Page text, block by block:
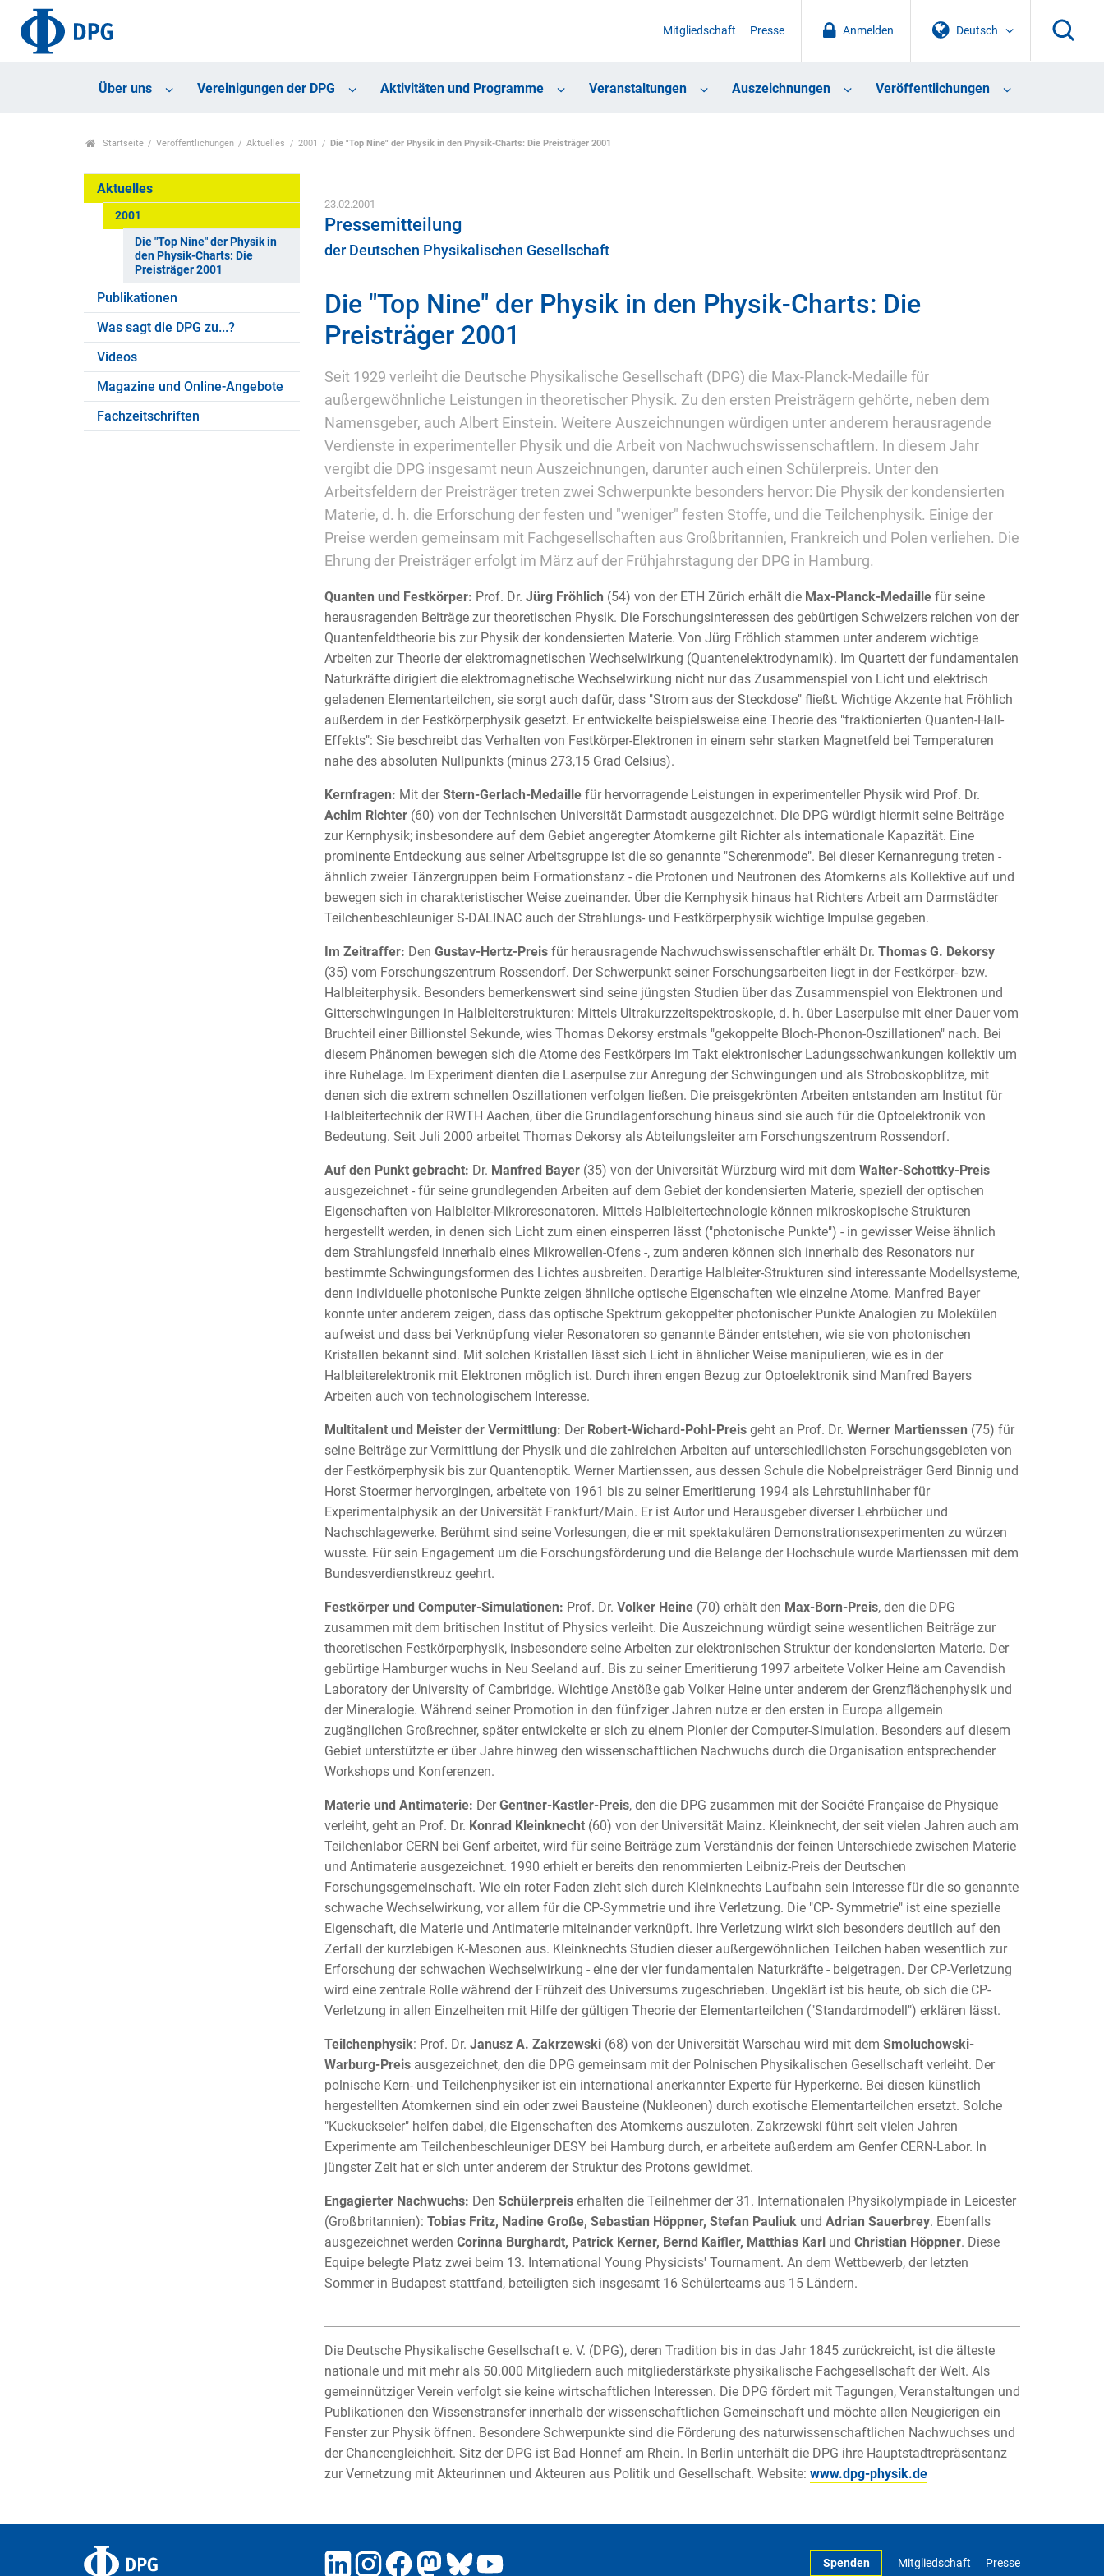
Deutsch
Anmelden
Mitgliedschaft Presse
Über uns Vereinigungen der DPG Aktivitäten und Programme Veranstaltungen Auszeichnungen Veröffentlichungen
Startseite Veröffentlichungen Aktuelles 2001 Die "Top Nine" der Physik in den Physik-Charts: Die Preisträger 2001
Aktuelles
2001
Die "Top Nine" der Physik in
den Physik-Charts: Die
Preisträger 2001
Publikationen
Was sagt die DPG zu...?
Videos
Magazine und Online-Angebote
Fachzeitschriften
23.02.2001
Pressemitteilung
der Deutschen Physikalischen Gesellschaft
Die "Top Nine" der Physik in den Physik-Charts: Die
Preisträger 2001
Seit 1929 verleiht die Deutsche Physikalische Gesellschaft (DPG) die Max-Planck-Medaille für
außergewöhnliche Leistungen in theoretischer Physik. Zu den ersten Preisträgern gehörte, neben dem
Namensgeber, auch Albert Einstein. Weitere Auszeichnungen würdigen unter anderem herausragende
Verdienste in experimenteller Physik und die Arbeit von Nachwuchswissenschaftlern. In diesem Jahr
vergibt die DPG insgesamt neun Auszeichnungen, darunter auch einen Schülerpreis. Unter den
Arbeitsfeldern der Preisträger treten zwei Schwerpunkte besonders hervor: Die Physik der kondensierten
Materie, d. h. die Erforschung der festen und "weniger" festen Stoffe, und die Teilchenphysik. Einige der
Preise werden gemeinsam mit Fachgesellschaften aus Großbritannien, Frankreich und Polen verliehen. Die
Ehrung der Preisträger erfolgt im März auf der Frühjahrstagung der DPG in Hamburg.
Quanten und Festkörper: Prof. Dr. Jürg Fröhlich (54) von der ETH Zürich erhält die Max-Planck-Medaillefür seine
herausragenden Beiträge zur theoretischen Physik. Die Forschungsinteressen des gebürtigen Schweizers reichen von der
Quantenfeldtheorie bis zur Physik der kondensierten Materie. Von Jürg Fröhlich stammen unter anderem wichtige
Arbeiten zur Theorie der elektromagnetischen Wechselwirkung (Quantenelektrodynamik). Im Quartett der fundamentalen
Naturkräfte dirigiert die elektromagnetische Wechselwirkung nicht nur das Zusammenspiel von Licht und elektrisch
geladenen Elementarteilchen, sie sorgt auch dafür, dass "Strom aus der Steckdose" fließt. Wichtige Akzente hat Fröhlich
außerdem in der Festkörperphysik gesetzt. Er entwickelte beispielsweise eine Theorie des "fraktionierten Quanten-Hall-
Effekts": Sie beschreibt das Verhalten von Festkörper-Elektronen in einem sehr starken Magnetfeld bei Temperaturen
nahe des absoluten Nullpunkts (minus 273,15 Grad Celsius).
Kernfragen: Mit derStern-Gerlach-Medaillefür hervorragende Leistungen in experimenteller Physik wird Prof. Dr.
Achim Richter(60) von der Technischen Universität Darmstadt ausgezeichnet. Die DPG würdigt hiermit seine Beiträge
zur Kernphysik; insbesondere auf dem Gebiet angeregter Atomkerne gilt Richter als internationale Kapazität. Eine
prominente Entdeckung aus seiner Arbeitsgruppe ist die so genannte "Scherenmode". Bei dieser Kernanregung treten -
ähnlich zweier Tänzergruppen beim Formationstanz - die Protonen und Neutronen des Atomkerns als Kollektive auf und
bewegen sich in charakteristischer Weise zueinander. Über die Kernphysik hinaus hat Richters Arbeit am Darmstädter
Teilchenbeschleuniger S-DALINAC auch der Strahlungs- und Festkörperphysik wichtige Impulse gegeben.
Im Zeitraffer: Den Gustav-Hertz-Preisfür herausragende Nachwuchswissenschaftler erhält Dr. Thomas G. Dekorsy
(35) vom Forschungszentrum Rossendorf. Der Schwerpunkt seiner Forschungsarbeiten liegt in der Festkörper- bzw.
Halbleiterphysik. Besonders bemerkenswert sind seine jüngsten Studien über das Zusammenspiel von Elektronen und
Gitterschwingungen in Halbleiterstrukturen: Mittels Ultrakurzzeitspektroskopie, d. h. über Laserpulse mit einer Dauer vom
Bruchteil einer Billionstel Sekunde, wies Thomas Dekorsy erstmals "gekoppelte Bloch-Phonon-Oszillationen" nach. Bei
diesem Phänomen bewegen sich die Atome des Festkörpers im Takt elektronischer Ladungsschwankungen kollektiv um
ihre Ruhelage. Im Experiment dienten die Laserpulse zur Anregung der Schwingungen und als Stroboskopblitze, mit
denen sich die extrem schnellen Oszillationen verfolgen ließen. Die preisgekrönten Arbeiten entstanden am Institut für
Halbleitertechnik der RWTH Aachen, über die Grundlagenforschung hinaus sind sie auch für die Optoelektronik von
Bedeutung. Seit Juli 2000 arbeitet Thomas Dekorsy als Abteilungsleiter am Forschungszentrum Rossendorf.
Auf den Punkt gebracht: Dr. Manfred Bayer(35) von der Universität Würzburg wird mit dem Walter-Schottky-Preis
ausgezeichnet - für seine grundlegenden Arbeiten auf dem Gebiet der kondensierten Materie, speziell der optischen
Eigenschaften von Halbleiter-Mikroresonatoren. Mittels Halbleitertechnologie können mikroskopische Strukturen
hergestellt werden, in denen sich Licht zum einen einsperren lässt ("photonische Punkte") - in gewisser Weise ähnlich
dem Strahlungsfeld innerhalb eines Mikrowellen-Ofens -, zum anderen können sich innerhalb des Resonators nur
bestimmte Schwingungsformen des Lichtes ausbreiten. Derartige Halbleiter-Strukturen sind interessante Modellsysteme,
denn individuelle photonische Punkte zeigen ähnliche optische Eigenschaften wie einzelne Atome. Manfred Bayer
konnte unter anderem zeigen, dass das optische Spektrum gekoppelter photonischer Punkte Analogien zu Molekülen
aufweist und dass bei Verknüpfung vieler Resonatoren so genannte Bänder entstehen, wie sie von photonischen
Kristallen bekannt sind. Mit solchen Kristallen lässt sich Licht in ähnlicher Weise manipulieren, wie es in der
Halbleiterelektronik mit Elektronen möglich ist. Durch ihren engen Bezug zur Optoelektronik sind Manfred Bayers
Arbeiten auch von technologischem Interesse.
Multitalent und Meister der Vermittlung: Der Robert-Wichard-Pohl-Preisgeht an Prof. Dr. Werner Martienssen (75) für
seine Beiträge zur Vermittlung der Physik und die zahlreichen Arbeiten auf unterschiedlichsten Forschungsgebieten von
der Festkörperphysik bis zur Quantenoptik. Werner Martienssen, aus dessen Schule die Nobelpreisträger Gerd Binnig und
Horst Stoermer hervorgingen, arbeitete von 1961 bis zu seiner Emeritierung 1994 als Lehrstuhlinhaber für
Experimentalphysik an der Universität Frankfurt/Main. Er ist Autor und Herausgeber diverser Lehrbücher und
Nachschlagewerke. Berühmt sind seine Vorlesungen, die er mit spektakulären Demonstrationsexperimenten zu würzen
wusste. Für sein Engagement um die Forschungsförderung und die Belange der Hochschule wurde Martienssen mit dem
Bundesverdienstkreuz geehrt.
Festkörper und Computer-Simulationen: Prof. Dr. Volker Heine(70) erhält den Max-Born-Preis, den die DPG
zusammen mit dem britischen Institut of Physics verleiht. Die Auszeichnung würdigt seine wesentlichen Beiträge zur
theoretischen Festkörperphysik, insbesondere seine Arbeiten zur elektronischen Struktur der kondensierten Materie. Der
gebürtige Hamburger wuchs in Neu Seeland auf. Bis zu seiner Emeritierung 1997 arbeitete Volker Heine am Cavendish
Laboratory der University of Cambridge. Wichtige Anstöße gab Volker Heine unter anderem der Grenzflächenphysik und
der Mineralogie. Während seiner Promotion in den fünfziger Jahren nutze er den ersten in Europa allgemein
zugänglichen Großrechner, später entwickelte er sich zu einem Pionier der Computer-Simulation. Besonders auf diesem
Gebiet unterstützte er über Jahre hinweg den wissenschaftlichen Nachwuchs durch die Organisation entsprechender
Workshops und Konferenzen.
Materie und Antimaterie: DerGentner-Kastler-Preis, den die DPG zusammen mit der Société Française de Physique
verleiht, geht an Prof. Dr. Konrad Kleinknecht(60) von der Universität Mainz. Kleinknecht, der seit vielen Jahren auch am
Teilchenlabor CERN bei Genf arbeitet, wird für seine Beiträge zum Verständnis der feinen Unterschiede zwischen Materie
und Antimaterie ausgezeichnet. 1990 erhielt er bereits den renommierten Leibniz-Preis der Deutschen
Forschungsgemeinschaft. Wie ein roter Faden zieht sich durch Kleinknechts Laufbahn sein Interesse für die so genannte
schwache Wechselwirkung, vor allem für die CP-Symmetrie und ihre Verletzung. Die "CP- Symmetrie" ist eine spezielle
Eigenschaft, die Materie und Antimaterie miteinander verknüpft. Ihre Verletzung wirkt sich besonders deutlich auf den
Zerfall der kurzlebigen K-Mesonen aus. Kleinknechts Studien dieser außergewöhnlichen Teilchen haben wesentlich zur
Erforschung der schwachen Wechselwirkung - eine der vier fundamentalen Naturkräfte - beigetragen. Der CP-Verletzung
wird eine zentrale Rolle während der Frühzeit des Universums zugeschrieben. Ungeklärt ist bis heute, ob sich die CP-
Verletzung in allen Einzelheiten mit Hilfe der gültigen Theorie der Elementarteilchen ("Standardmodell") erklären lässt.
Teilchenphysik: Prof. Dr. Janusz A. Zakrzewski(68) von der Universität Warschau wird mit dem Smoluchowski-
Warburg-Preisausgezeichnet, den die DPG gemeinsam mit der Polnischen Physikalischen Gesellschaft verleiht. Der
polnische Kern- und Teilchenphysiker ist ein international anerkannter Experte für Hyperkerne. Bei diesen künstlich
hergestellten Atomkernen sind ein oder zwei Bausteine (Nukleonen) durch exotische Elementarteilchen ersetzt. Solche
"Kuckuckseier" helfen dabei, die Eigenschaften des Atomkerns auszuloten. Zakrzewski führt seit vielen Jahren
Experimente am Teilchenbeschleuniger DESY bei Hamburg durch, er arbeitete außerdem am Genfer CERN-Labor. In
jüngster Zeit hat er sich unter anderem der Struktur des Protons gewidmet.
Engagierter Nachwuchs: Den Schülerpreiserhalten die Teilnehmer der 31. Internationalen Physikolympiade in Leicester
(Großbritannien): Tobias Fritz, Nadine Große, Sebastian Höppner, Stefan Pauliukund Adrian Sauerbrey. Ebenfalls
ausgezeichnet werden Corinna Burghardt, Patrick Kerner, Bernd Kaifler, Matthias Karl und Christian Höppner. Diese
Equipe belegte Platz zwei beim 13. International Young Physicists' Tournament. An dem Wettbewerb, der letzten
Sommer in Budapest stattfand, beteiligten sich insgesamt 16 Schülerteams aus 15 Ländern.
Die Deutsche Physikalische Gesellschaft e. V. (DPG), deren Tradition bis in das Jahr 1845 zurückreicht, ist die älteste
nationale und mit mehr als 50.000 Mitgliedern auch mitgliederstärkste physikalische Fachgesellschaft der Welt. Als
gemeinnütziger Verein verfolgt sie keine wirtschaftlichen Interessen. Die DPG fördert mit Tagungen, Veranstaltungen und
Publikationen den Wissenstransfer innerhalb der wissenschaftlichen Gemeinschaft und möchte allen Neugierigen ein
Fenster zur Physik öffnen. Besondere Schwerpunkte sind die Förderung des naturwissenschaftlichen Nachwuchses und
der Chancengleichheit. Sitz der DPG ist Bad Honnef am Rhein. In Berlin unterhält die DPG ihre Hauptstadtrepräsentanz
zur Vernetzung mit Akteurinnen und Akteuren aus Politik und Gesellschaft. Website: www.dpg-physik.de
Spenden Mitgliedschaft Presse